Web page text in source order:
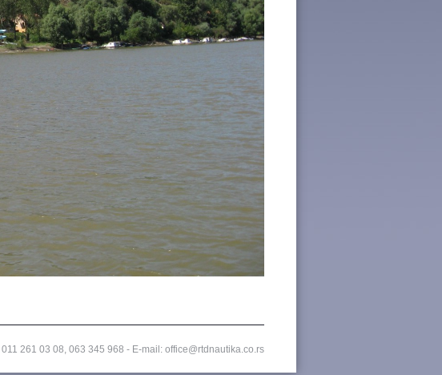
011 261 03 08 063 345 968 - E-mail: office@rtdnautika.co.rs